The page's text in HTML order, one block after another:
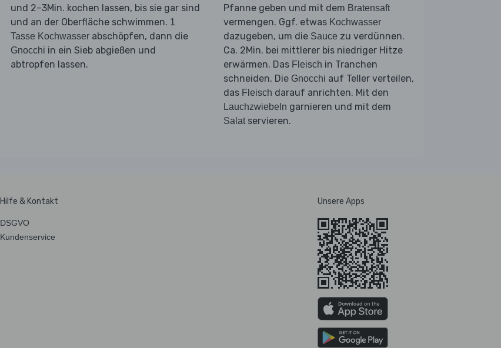
und 2–3Min. kochen lassen, bis sie gar sind
und an der Oberfläche schwimmen. 1
Tasse Kochwasserabschöpfen, dann die
Gnocchi in ein Sieb abgießen und
abtropfen lassen.
Pfanne geben und mit dem Bratensaft
vermengen. Ggf. etwas Kochwasser
dazugeben, um die Sauce zu verdünnen.
Ca. 2Min. bei mittlerer bis niedriger Hitze
erwärmen. Das Fleisch in Tranchen
schneiden. Die Gnocchi auf Teller verteilen,
das Fleisch darauf anrichten. Mit den
Lauchzwiebeln garnieren und mit dem
Salat servieren.
Hilfe & Kontakt
DSGVO
Kundenservice
Unsere Apps